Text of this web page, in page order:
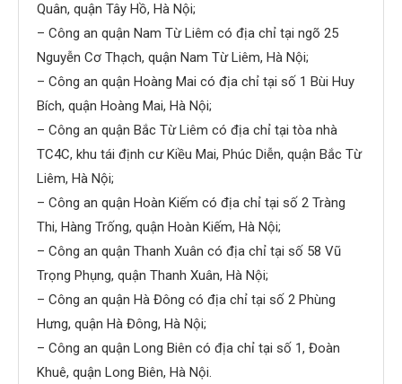
Quân, quận Tây Hồ, Hà Nội;
– Công an quận Nam Từ Liêm có địa chỉ tại ngõ 25
Nguyễn Cơ Thạch, quận Nam Từ Liêm, Hà Nội;
– Công an quận Hoàng Mai có địa chỉ tại số 1 Bùi Huy
Bích, quận Hoàng Mai, Hà Nội;
– Công an quận Bắc Từ Liêm có địa chỉ tại tòa nhà
TC4C, khu tái định cư Kiều Mai, Phúc Diễn, quận Bắc Từ
Liêm, Hà Nội;
– Công an quận Hoàn Kiếm có địa chỉ tại số 2 Tràng
Thi, Hàng Trống, quận Hoàn Kiếm, Hà Nội;
– Công an quận Thanh Xuân có địa chỉ tại số 58 Vũ
Trọng Phụng, quận Thanh Xuân, Hà Nội;
– Công an quận Hà Đông có địa chỉ tại số 2 Phùng
Hưng, quận Hà Đông, Hà Nội;
– Công an quận Long Biên có địa chỉ tại số 1, Đoàn
Khuê, quận Long Biên, Hà Nội.